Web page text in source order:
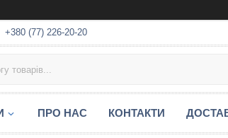
+380 (77) 226-20-20
ПРО НАС КОНТАКТИ